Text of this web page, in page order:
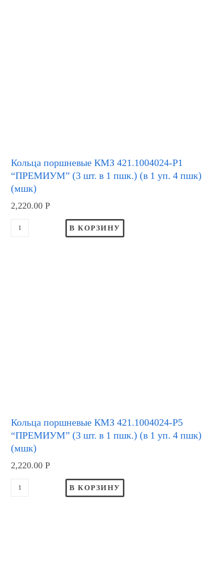
Кольца поршневые КМЗ 421.1004024-Р1
“ПРЕМИУМ” (3 шт. в 1 пшк.) (в 1 уп. 4 пшк)
(мшк)
2,220.00Р
В КОРЗИНУ
Кольца поршневые КМЗ 421.1004024-Р5
“ПРЕМИУМ” (3 шт. в 1 пшк.) (в 1 уп. 4 пшк)
(мшк)
2,220.00Р
В КОРЗИНУ